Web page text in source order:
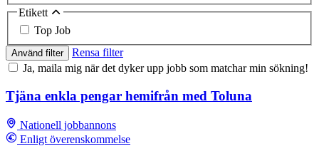
Etikett
Top Job
Använd filter
Rensa filter
Ja, maila mig när det dyker upp jobb som matchar min sökning!
Tjäna enkla pengar hemifrån med Toluna
Nationell jobbannons
Enligt överenskommelse